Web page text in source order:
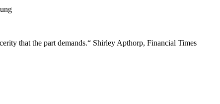
that the part demands.“ Shirley Apthorp, Financial Times